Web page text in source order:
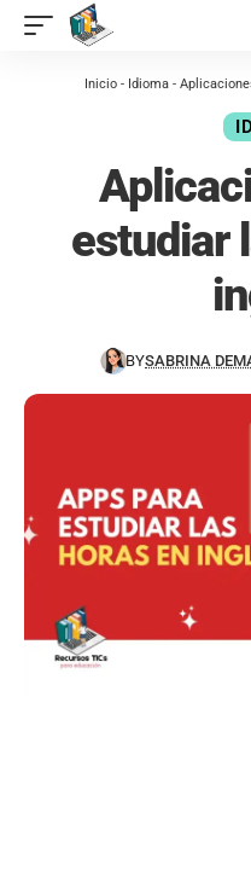
contenido
Inicio- Idioma-
estudiar
BYSABRINA